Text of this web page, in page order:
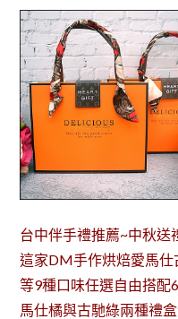
台中伴手禮推薦~中秋送
這家DM手作烘焙愛馬
等9種口味任選自由搭配
馬仕橘與古馳綠兩種禮